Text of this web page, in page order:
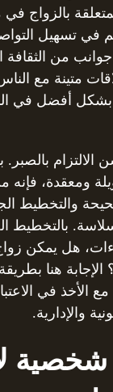
بالزواج
في تسهيل
من الثقافة
متينة مع
بشكل أفضل في
الالتزام بالصبر.
ومعقدة، فإنه
والتخطيط
بالتخطيط
هل يمكن
هنا بطريقة
الأخذ في
والإدارية.